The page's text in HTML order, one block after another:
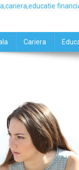
Cariera